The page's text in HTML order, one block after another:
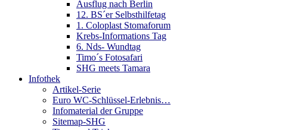
Ausflug nach Berlin
12. BS´er Selbsthilfetag
1. Coloplast Stomaforum
Krebs-Informations Tag
6. Nds- Wundtag
Timo´s Fotosafari
SHG meets Tamara
Infothek
Artikel-Serie
Euro WC-Schlüssel-Erlebnis…
Infomaterial der Gruppe
Sitemap-SHG